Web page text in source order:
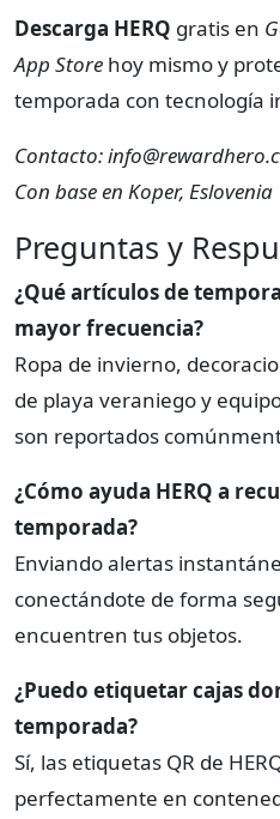
Descarga HERQ gratis en
App Store hoy mismo y
temporada con tecnología
Contacto:
Con base en Koper, Eslovenia
Preguntas y
¿Qué artículos de
mayor frecuencia?
Ropa de invierno,
de playa veraniego y
son reportados
¿Cómo ayuda HERQ a
temporada?
Enviando alertas
conectándote de forma
encuentren tus objetos.
¿Puedo etiquetar cajas
temporada?
Sí, las etiquetas QR de
perfectamente en